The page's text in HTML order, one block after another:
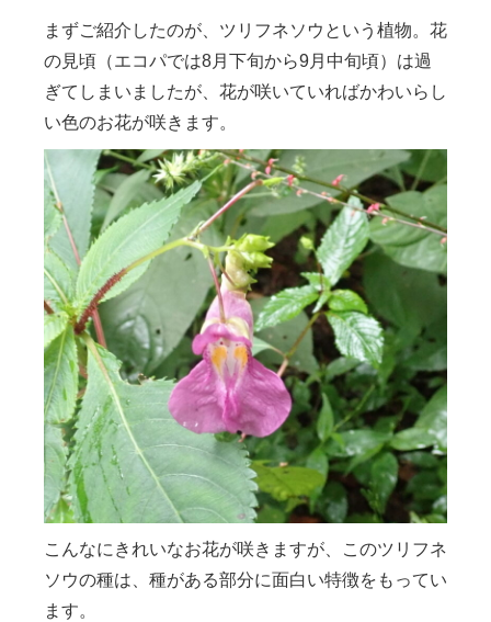
まずご紹介したのが、ツリフネソウという植物。花
の見頃（エコパでは8月下旬から9月中旬頃）は過
ぎてしまいましたが、花が咲いていればかわいらし
い色のお花が咲きます。
こんなにきれいなお花が咲きますが、このツリフネ
ソウの種は、種がある部分に面白い特徴をもってい
ます。